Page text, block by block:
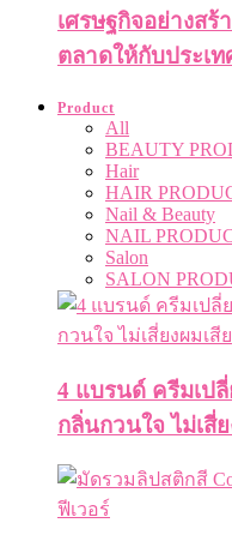
เศรษฐกิจอย่างสร้
ตลาดให้กับประเท
Product
All
BEAUTY
Hair
HAIR
Nail & Beauty
NAIL
Salon
SALON
4 แบรนด์ ครีมเป
กลิ่นกวนใจ ไม่เสี่ย